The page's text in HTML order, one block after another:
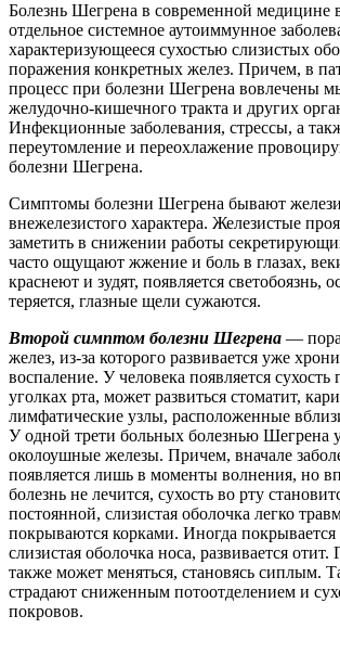
Болезнь Шегрена в современной медицине
отдельное системное аутоиммунное
характеризующееся сухостью слизистых
поражения конкретных желез. Причем, в
процесс при болезни Шегрена вовлечены
желудочно-кишечного тракта и других
Инфекционные заболевания, стрессы, а
переутомление и переохлажение
болезни Шегрена.
Симптомы болезни Шегрена бывают
внежелезистого характера. Железистые
заметить в снижении работы
часто ощущают жжение и боль в глазах,
краснеют и зудят, появляется светобоязнь,
теряется, глазные щели сужаются.
Второй симптом болезни Шегрена —
желез, из-за которого развивается уже
воспаление. У человека появляется сухость
уголках рта, может развиться стоматит,
лимфатические узлы, расположенные
У одной трети больных болезнью Шегрена
околоушные железы. Причем, вначале
появляется лишь в моменты волнения, но
болезнь не лечится, сухость во рту
постоянной, слизистая оболочка легко
покрываются корками. Иногда покрывается
слизистая оболочка носа, развивается отит.
также может меняться, становясь сиплым.
страдают сниженным потоотделением и
покровов.